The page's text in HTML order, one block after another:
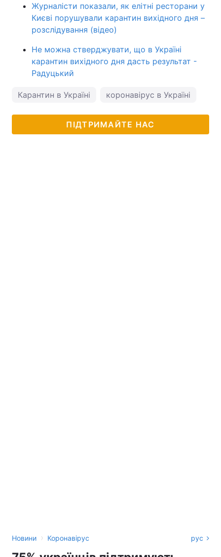
Журналісти показали, як елітні ресторани у
Києві порушували карантин вихідного дня –
розслідування (відео)
Не можна стверджувати, що в Україні
карантин вихідного дня дасть результат -
Радуцький
Карантин в Україні коронавірус в Україні
ПІДТРИМАЙТЕ НАС
Новини › Коронавірус рус